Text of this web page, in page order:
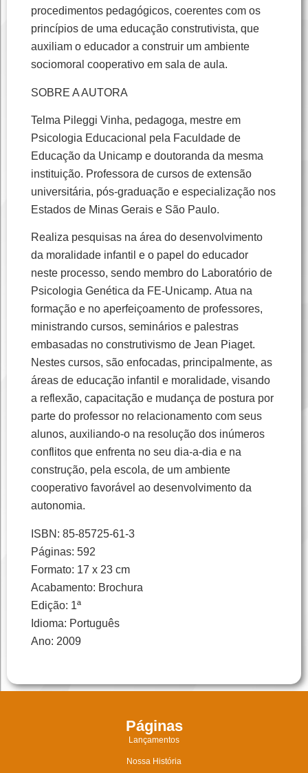
procedimentos pedagógicos, coerentes com os
princípios de uma educação construtivista, que
auxiliam o educador a construir um ambiente
sociomoral cooperativo em sala de aula.
SOBRE A AUTORA
Telma Pileggi Vinha, pedagoga, mestre em
Psicologia Educacional pela Faculdade de
Educação da Unicamp e doutoranda da mesma
instituição. Professora de cursos de extensão
universitária, pós-graduação e especialização nos
Estados de Minas Gerais e São Paulo.
Realiza pesquisas na área do desenvolvimento
da moralidade infantil e o papel do educador
neste processo, sendo membro do Laboratório de
Psicologia Genética da FE-Unicamp. Atua na
formação e no aperfeiçoamento de professores,
ministrando cursos, seminários e palestras
embasadas no construtivismo de Jean Piaget.
Nestes cursos, são enfocadas, principalmente, as
áreas de educação infantil e moralidade, visando
a reflexão, capacitação e mudança de postura por
parte do professor no relacionamento com seus
alunos, auxiliando-o na resolução dos inúmeros
conflitos que enfrenta no seu dia-a-dia e na
construção, pela escola, de um ambiente
cooperativo favorável ao desenvolvimento da
autonomia.
ISBN: 85-85725-61-3
Páginas: 592
Formato: 17 x 23 cm
Acabamento: Brochura
Edição: 1ª
Idioma: Português
Ano: 2009
Páginas
Lançamentos
Nossa História